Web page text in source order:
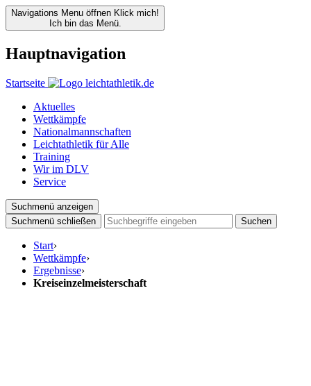
Navigations Menu öffnen Klick mich!
Ich bin das Menü.
Hauptnavigation
Startseite
Aktuelles
Wettkämpfe
Nationalmannschaften
Leichtathletik für Alle
Training
Wir im DLV
Service
Suchmenü anzeigen
Suchmenü schließen
Suchen
Start›
Wettkämpfe›
Ergebnisse›
Kreiseinzelmeisterschaft